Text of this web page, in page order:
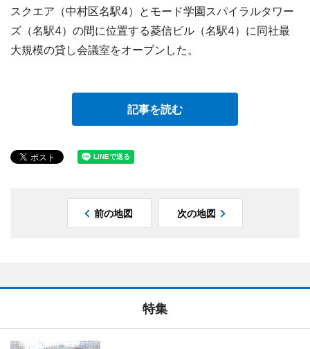
スクエア（中村区名駅4）とモード学園スパイラルタワー
ズ（名駅4）の間に位置する菱信ビル（名駅4）に同社最
大規模の貸し会議室をオープンした。
記事を読む
前の地図 次の地図
特集